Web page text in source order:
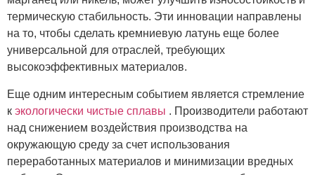
термическую стабильность. Эти инновации направлены
на то, чтобы сделать кремниевую латунь еще более
универсальной для отраслей, требующих
высокоэффективных материалов.
Еще одним интересным событием является стремление
к экологически чистые сплавы . Производители работают
над снижением воздействия производства на
окружающую среду за счет использования
переработанных материалов и минимизации вредных